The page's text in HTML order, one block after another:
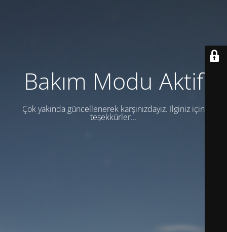
Bakım Modu Aktif
Çok yakında güncellenerek karşınızdayız. İlginiz için
teşekkürler...